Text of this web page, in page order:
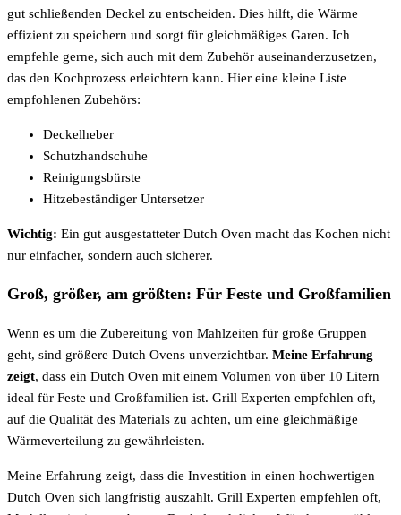
gut schließenden Deckel zu entscheiden. Dies hilft, die Wärme
effizient zu speichern und sorgt für gleichmäßiges Garen. Ich
empfehle gerne, sich auch mit dem Zubehör auseinanderzusetzen,
das den Kochprozess erleichtern kann. Hier eine kleine Liste
empfohlenen Zubehörs:
Deckelheber
Schutzhandschuhe
Reinigungsbürste
Hitzebeständiger Untersetzer
Wichtig: Ein gut ausgestatteter Dutch Oven macht das Kochen nicht
nur einfacher, sondern auch sicherer.
Groß, größer, am größten: Für Feste und Großfamilien
Wenn es um die Zubereitung von Mahlzeiten für große Gruppen
geht, sind größere Dutch Ovens unverzichtbar. Meine Erfahrung
zeigt, dass ein Dutch Oven mit einem Volumen von über 10 Litern
ideal für Feste und Großfamilien ist. Grill Experten empfehlen oft,
auf die Qualität des Materials zu achten, um eine gleichmäßige
Wärmeverteilung zu gewährleisten.
Meine Erfahrung zeigt, dass die Investition in einen hochwertigen
Dutch Oven sich langfristig auszahlt. Grill Experten empfehlen oft,